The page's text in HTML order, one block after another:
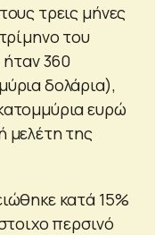
τρεις μήνες
του
ήταν 360
δολάρια),
ευρώ
μελέτη της
κατά 15%
περσινό